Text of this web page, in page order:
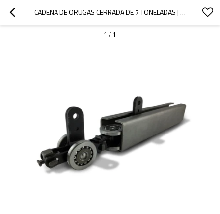
CADENA DE ORUGAS CERRADA DE 7 TONELADAS | LÍNEA DE RECUBRIMIENTO EN POLVO | UH-7075-HA
1 / 1